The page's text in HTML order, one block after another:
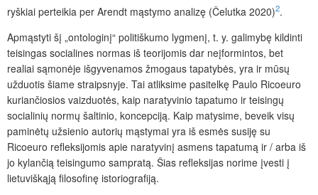
ryškiai perteikia per Arendt mąstymo analizę (Čelutka 2020)2.
Apmąstyti šį „ontologinį“ politiškumo lygmenį, t. y. galimybę kildinti
teisingas socia­lines normas iš teorijomis dar neįformintos, bet
realiai sąmonėje išgyvenamos žmogaus tapatybės, yra ir mūsų
užduotis šiame straipsnyje. Tai atliksime pasitelkę Paulo Ricoeuro
kuriančiosios vaizduotės, kaip naratyvinio tapatumo ir teisingų
socialinių normų šaltinio, koncepciją. Kaip matysime, beveik visų
paminėtų užsienio autorių mąstymai yra iš esmės susiję su
Ricoeuro refleksijomis apie naratyvinį asmens tapatumą ir / arba iš
jo kylančią teisingumo sampratą. Šias refleksijas norime įvesti į
lietuviškąją filosofinę istoriografiją.